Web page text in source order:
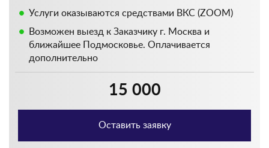
Услуги оказываются средствами ВКС (ZOOM)
Возможен выезд к Заказчику г. Москва и
ближайшее Подмосковье. Оплачивается
дополнительно
15 000
Оставить заявку